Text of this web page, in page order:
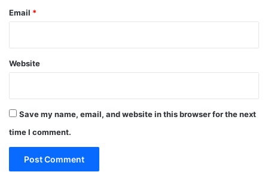
Email *
Website
Save my name, email, and website in this browser for the next
time I comment.